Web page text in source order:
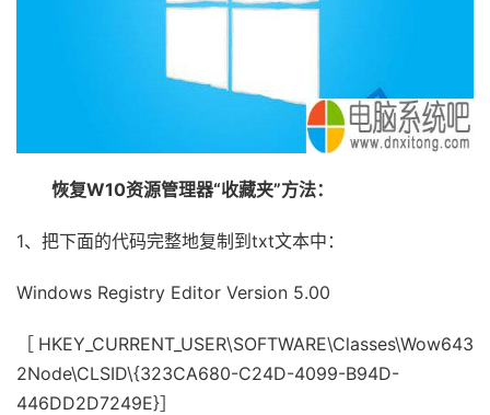
恢复W10资源管理器“收藏夹”方法：
1、把下面的代码完整地复制到txt文本中：
Windows Registry Editor Version 5.00
［HKEY_CURRENT_USER\SOFTWARE\Classes\Wow643
2Node\CLSID\{323CA680-C24D-4099-B94D-
446DD2D7249E}］